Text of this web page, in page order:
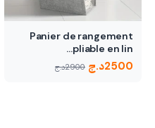
Panier de rangement
pliable en lin…
2500د.ج 2900د.ج